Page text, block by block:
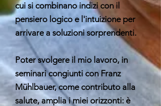
cui si combinano indizi con il
pensiero logico e l'intuizione per
arrivare a soluzioni sorprendenti.
Poter svolgere il mio lavoro, in
seminari congiunti con Franz
Mühlbauer, come contributo alla
salute, amplia i miei orizzonti: è